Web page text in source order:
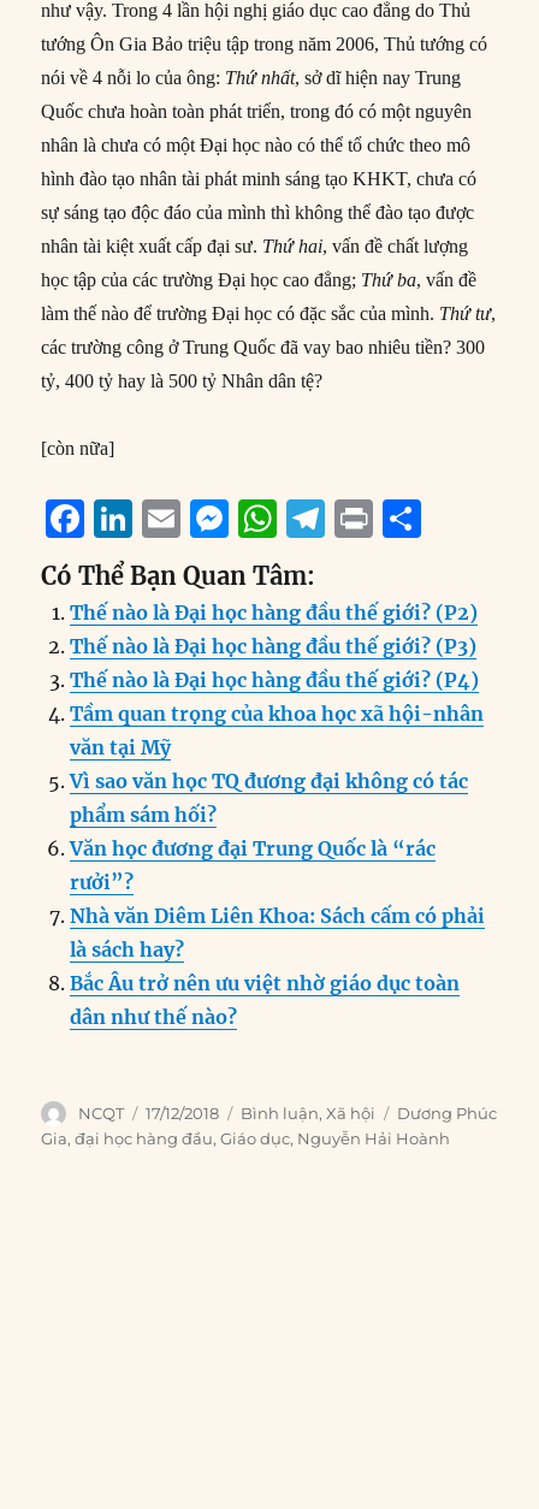
như vậy. Trong 4 lần hội nghị giáo dục cao đẳng do Thủ
tướng Ôn Gia Bảo triệu tập trong năm 2006, Thủ tướng có
nói về 4 nỗi lo của ông: Thứ nhất, sở dĩ hiện nay Trung
Quốc chưa hoàn toàn phát triển, trong đó có một nguyên
nhân là chưa có một Đại học nào có thể tổ chức theo mô
hình đào tạo nhân tài phát minh sáng tạo KHKT, chưa có
sự sáng tạo độc đáo của mình thì không thể đào tạo được
nhân tài kiệt xuất cấp đại sư. Thứ hai, vấn đề chất lượng
học tập của các trường Đại học cao đẳng; Thứ ba, vấn đề
làm thế nào để trường Đại học có đặc sắc của mình. Thứ tư,
các trường công ở Trung Quốc đã vay bao nhiêu tiền? 300
tỷ, 400 tỷ hay là 500 tỷ Nhân dân tệ?
[còn nữa]
F
a
c
e
b
o
o
k
Li
n
k
e
d
I
n
E
m
ai
l
M
ss
e
n
g
W
h
at
s
A
p
T
e
g
r
a
P
n
t
a
re
Có Thể Bạn Quan Tâm:
Thế nào là Đại học hàng đầu thế giới? (P2)
Thế nào là Đại học hàng đầu thế giới? (P3)
Thế nào là Đại học hàng đầu thế giới? (P4)
Tầm quan trọng của khoa học xã hội-nhân
văn tại Mỹ
Vì sao văn học TQ đương đại không có tác
phẩm sám hối?
Văn học đương đại Trung Quốc là “rác
rưởi”?
Nhà văn Diêm Liên Khoa: Sách cấm có phải
là sách hay?
Bắc Âu trở nên ưu việt nhờ giáo dục toàn
dân như thế nào?
Author
NCQT
Posted
on
17/12/2018 Categories
Bình luận,Xã hội Tags
Dương Phúc
Gia,đại học hàng đầu,Giáo dục, Nguyễn Hải Hoành